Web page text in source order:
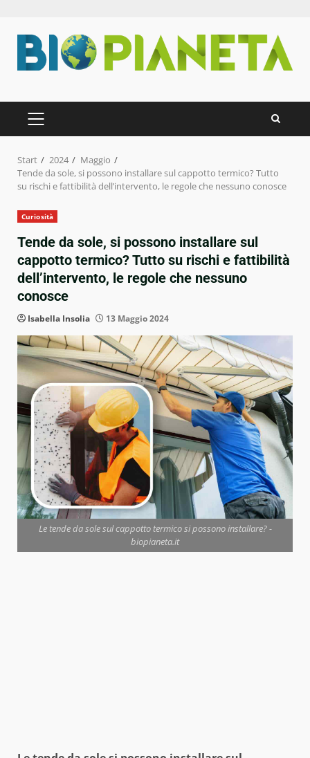
Inhalt
springen
PRIMÄRES
MENÜ
Start 2024
Maggio
Tende da sole, si possono installare sul cappotto termico? Tutto
su rischi e fattibilità dell’intervento, le regole che nessuno conosce
Curiosità
Tende da sole, si possono installare sul
cappotto termico? Tutto su rischi e fattibilità
dell’intervento, le regole che nessuno
conosce
Isabella Insolia 13 Maggio 2024
Le tende da sole sul cappotto termico si possono installare? -
biopianeta.it